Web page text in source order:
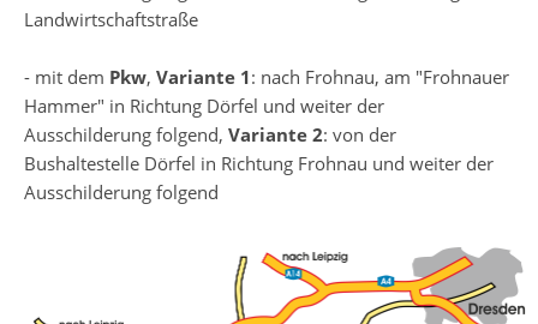
Landwirtschaftstraße
- mit dem Pkw, Variante 1: nach Frohnau, am "Frohnauer
Hammer" in Richtung Dörfel und weiter der
Ausschilderung folgend, Variante 2: von der
Bushaltestelle Dörfel in Richtung Frohnau und weiter der
Ausschilderung folgend